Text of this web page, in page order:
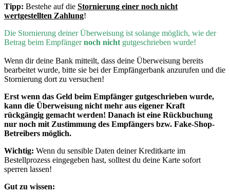
Tipp: Bestehe auf die Stornierung einer noch nicht
wertgestellten Zahlung!
Die Stornierung deiner Überweisung ist solange möglich, wie der
Betrag beim Empfängernoch nicht gutgeschrieben wurde!
Wenn dir deine Bank mitteilt, dass deine Überweisung bereits
bearbeitet wurde, bitte sie bei der Empfängerbank anzurufen und die
Stornierung dort zu versuchen!
Erst wenn das Geld beim Empfänger gutgeschrieben wurde,
kann die Überweisung nicht mehr aus eigener Kraft
rückgängig gemacht werden! Danach ist eine Rückbuchung
nur noch mit Zustimmung des Empfängers bzw. Fake-Shop-
Betreibers möglich.
Wichtig: Wenn du sensible Daten deiner Kreditkarte im
Bestellprozess eingegeben hast, solltest du deine Karte sofort
sperren lassen!
Gut zu wissen: